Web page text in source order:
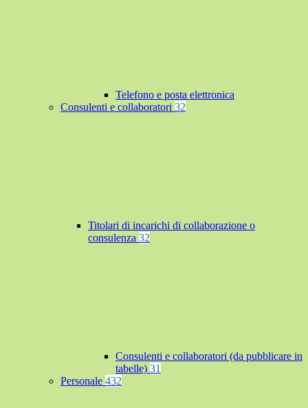
Telefono e posta elettronica
Consulenti e collaboratori 32
Titolari di incarichi di collaborazione o
consulenza 32
Consulenti e collaboratori (da pubblicare in
tabelle) 31
Personale 432